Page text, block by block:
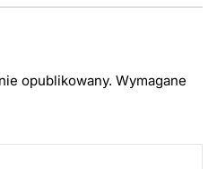
opublikowany. Wymagane